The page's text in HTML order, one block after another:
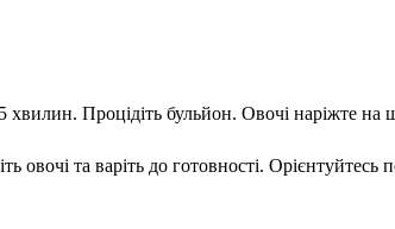
хвилин. Процідіть бульйон. Овочі наріжте на
овочі та варіть до готовності.